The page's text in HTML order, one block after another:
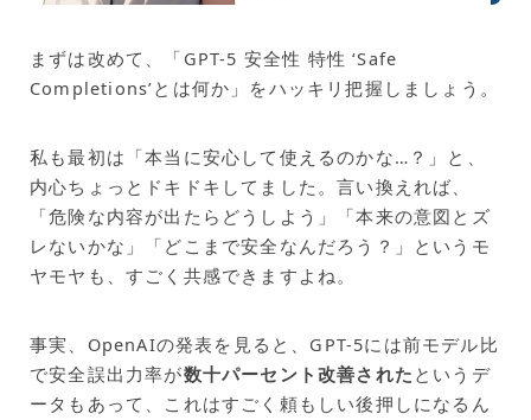
まずは改めて、「GPT-5 安全性 特性 ‘Safe
Completions’とは何か」をハッキリ把握しましょう。
私も最初は「本当に安心して使えるのかな…？」と、
内心ちょっとドキドキしてました。言い換えれば、
「危険な内容が出たらどうしよう」「本来の意図とズ
レないかな」「どこまで安全なんだろう？」というモ
ヤモヤも、すごく共感できますよね。
事実、OpenAIの発表を見ると、GPT-5には前モデル比
で安全誤出力率が数十パーセント改善された というデ
ータもあって、これはすごく頼もしい後押しになるん